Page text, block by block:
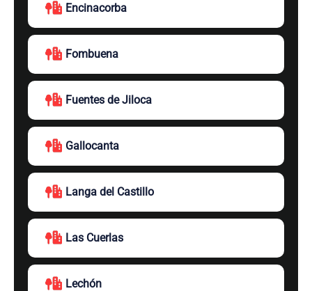
Encinacorba
Fombuena
Fuentes de Jiloca
Gallocanta
Langa del Castillo
Las Cuerlas
Lechón